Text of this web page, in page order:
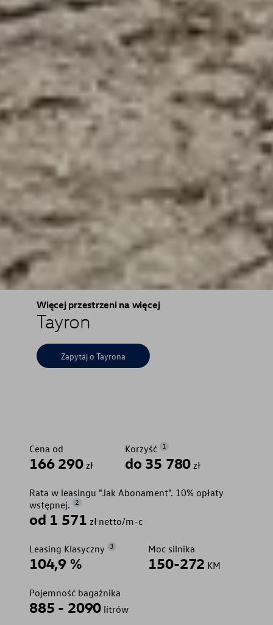
Więcej przestrzeni na więcej
Tayron
Zapytaj o Tayrona
Cena od
166 290 zł
Korzyść 1
do 35 780 zł
Rata w leasingu "Jak Abonament". 10% opłaty
wstępnej.
2
od 1 571 zł netto/m-c
Leasing Klasyczny 3
104,9 %
Moc silnika
150-272 KM
Pojemność bagażnika
885 - 2090 litrów